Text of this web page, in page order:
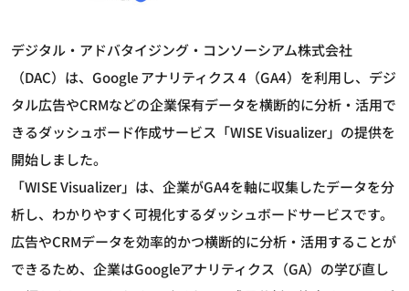
デジタル・アドバタイジング・コンソーシアム株式会社
（DAC）は、Google アナリティクス 4（GA4）を利用し、デジ
タル広告やCRMなどの企業保有データを横断的に分析・活用で
きるダッシュボード作成サービス「WISE Visualizer」の提供を
開始しました。
「WISE Visualizer」は、企業がGA4を軸に収集したデータを分
析し、わかりやすく可視化するダッシュボードサービスです。
広告やCRMデータを効率的かつ横断的に分析・活用することが
できるため、企業はGoogleアナリティクス（GA）の学び直し